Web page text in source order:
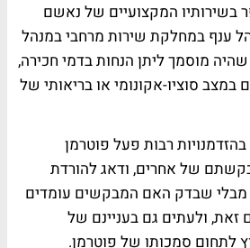
בשירותיו המקצועיים של נאשם
ענף במחלקת שירות מרחבי במנהל
מוסמך ליתן הנחות בדמי חכירה,
במצב סוציו-אקונומי או בריאותי של
רבות פעל פוטרמן
של אחרים, ודאג להורדת
מבלי שבדק האם המבקשים עומדים
זאת, ולעתים גם בעניינם של
לתחום סמכותו של פוטרמן.